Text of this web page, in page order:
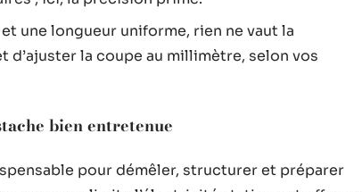
une longueur uniforme, rien ne vaut la
la coupe au millimètre, selon vos
bien entretenue
pour démêler, structurer et préparer